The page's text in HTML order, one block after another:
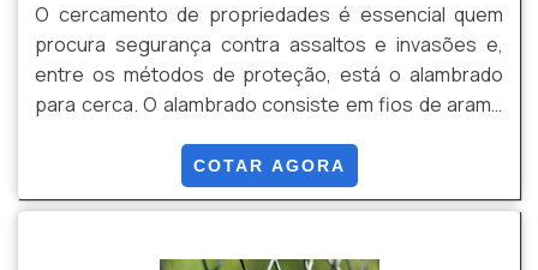
O cercamento de propriedades é essencial quem
procura segurança contra assaltos e invasões e,
entre os métodos de proteção, está o alambrado
para cerca. O alambrado consiste em fios de arame
losangulares ou quadriculares, anexos em mourões
para manter a fixação e a força da tela, envolvendo a
a durabilidade é ainda maior além da possibilidade de
COTAR AGORA